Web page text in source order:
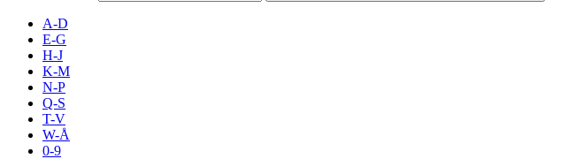
A-D
E-G
H-J
K-M
N-P
Q-S
T-V
W-Å
0-9